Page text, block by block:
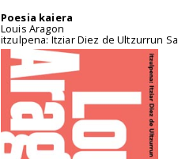
Poesia kaiera
Louis Aragon
itzulpena: Itziar Diez de Ultzurrun